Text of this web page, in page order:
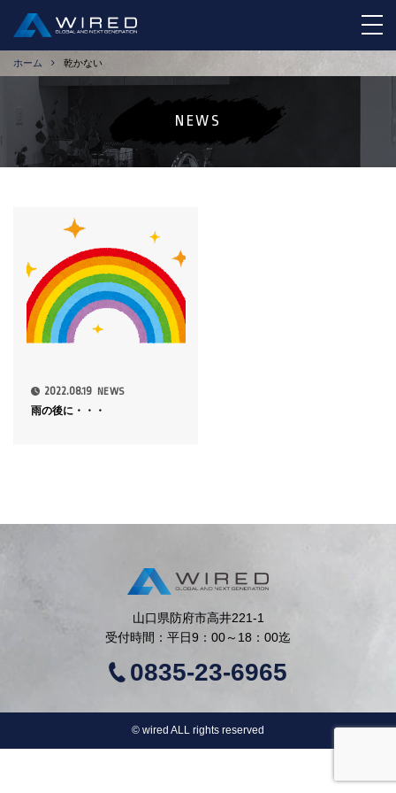
ホーム 乾かない
NEWS
2022.08.19 NEWS
雨の後に・・・
山口県防府市高井221-1
受付時間：平日9：00～18：00迄
0835-23-6965
©︎ wired ALL rights reserved